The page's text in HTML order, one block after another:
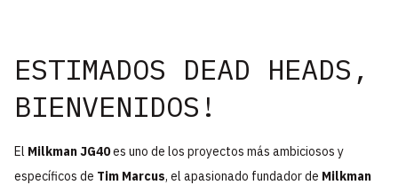
ESTIMADOS DEAD HEADS,
BIENVENIDOS!
El Milkman JG40es uno de los proyectos más ambiciosos y
específicos de Tim Marcus, el apasionado fundador de Milkman